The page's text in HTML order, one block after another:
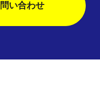
い合わせ